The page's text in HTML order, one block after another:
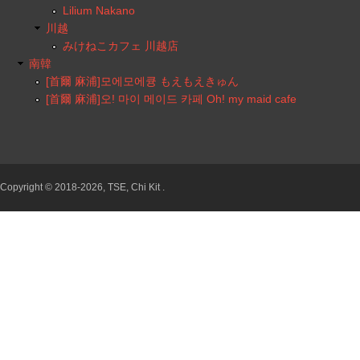
Lilium Nakano
川越
みけねこカフェ 川越店
南韓
[首爾 麻浦]모에모에큥 もえもえきゅん
[首爾 麻浦]오! 마이 메이드 카페 Oh! my maid cafe
Copyright © 2018-2026, TSE, Chi Kit .